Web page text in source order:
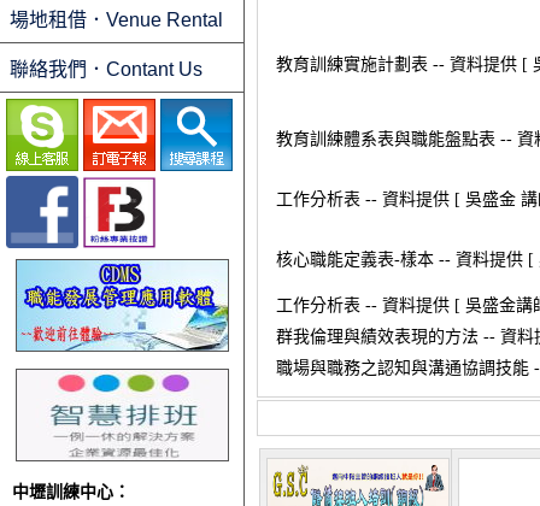
場地租借．Venue Rental
聯絡我們．Contant Us
中壢訓練中心：
教育訓練實施計劃表 -- 資料提供 [
教育訓練體系表與職能盤點表 --
工作分析表 -- 資料提供 [ 吳盛金
核心職能定義表-樣本 -- 資料提供 [
工作分析表 -- 資料提供 [ 吳盛金講
群我倫理與績效表現的方法 -- 資
職場與職務之認知與溝通協調技能